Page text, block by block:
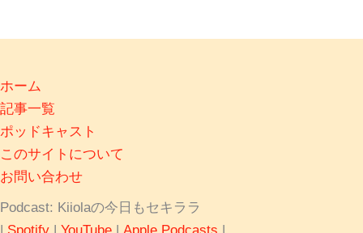
ホーム
記事一覧
ポッドキャスト
このサイトについて
お問い合わせ
Podcast: Kiiolaの今日もセキララ
| Spotify | YouTube | Apple Podcasts |